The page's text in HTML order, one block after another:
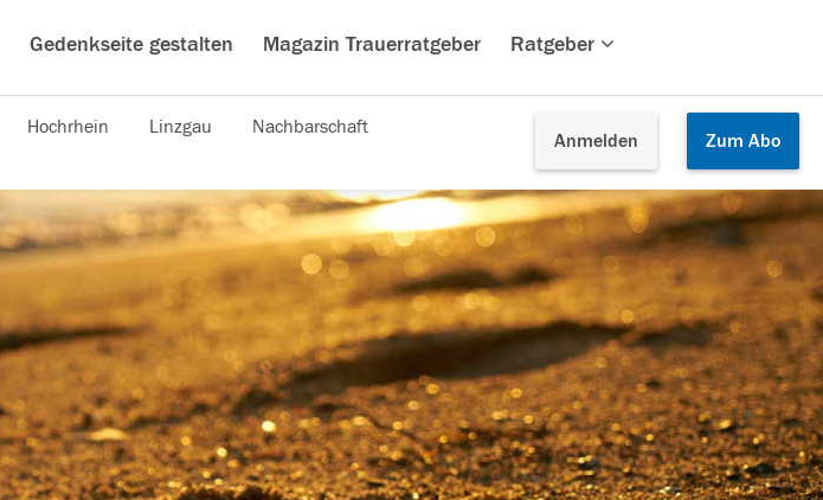
Gedenkseite gestalten Magazin Trauerratgeber Ratgeber
Anmelden Zum Abo
Hochrhein Linzgau Nachbarschaft